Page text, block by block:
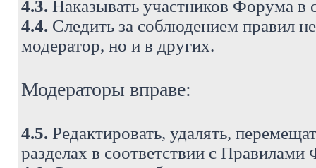
4.3. Наказывать участников Форума
4.4. Следить за соблюдением правил
модератор, но и в других.
Модераторы вправе:
4.5. Редактировать, удалять,
разделах в соответствии с